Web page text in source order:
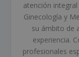
atención
Ginecología y
su ámbito de
experiencia.
profesionales